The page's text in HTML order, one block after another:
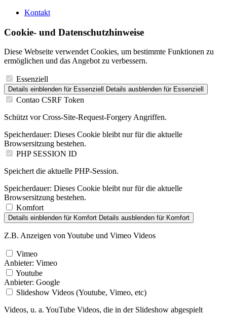
Kontakt
Cookie- und Datenschutzhinweise
Diese Webseite verwendet Cookies, um bestimmte Funktionen zu
ermöglichen und das Angebot zu verbessern.
Essenziell
Details einblenden für Essenziell Details ausblenden für Essenziell
Contao CSRF Token
Schützt vor Cross-Site-Request-Forgery Angriffen.
Speicherdauer: Dieses Cookie bleibt nur für die aktuelle
Browsersitzung bestehen.
PHP SESSION ID
Speichert die aktuelle PHP-Session.
Speicherdauer: Dieses Cookie bleibt nur für die aktuelle
Browsersitzung bestehen.
Komfort
Details einblenden für Komfort Details ausblenden für Komfort
Z.B. Anzeigen von Youtube und Vimeo Videos
Vimeo
Anbieter: Vimeo
Youtube
Anbieter: Google
Slideshow Videos (Youtube, Vimeo, etc)
Videos, u. a. YouTube Videos, die in der Slideshow abgespielt